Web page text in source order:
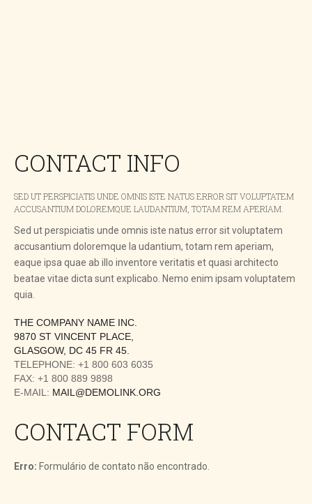
CONTACT INFO
SED UT PERSPICIATIS UNDE OMNIS ISTE NATUS ERROR SIT VOLUPTATEM
ACCUSANTIUM DOLOREMQUE LAUDANTIUM, TOTAM REM APERIAM.
Sed ut perspiciatis unde omnis iste natus error sit voluptatem
accusantium doloremque la udantium, totam rem aperiam,
eaque ipsa quae ab illo inventore veritatis et quasi architecto
beatae vitae dicta sunt explicabo. Nemo enim ipsam voluptatem
quia.
THE COMPANY NAME INC.
9870 ST VINCENT PLACE,
GLASGOW, DC 45 FR 45.
TELEPHONE: +1 800 603 6035
FAX: +1 800 889 9898
E-MAIL: MAIL@DEMOLINK.ORG
CONTACT FORM
Erro: Formulário de contato não encontrado.